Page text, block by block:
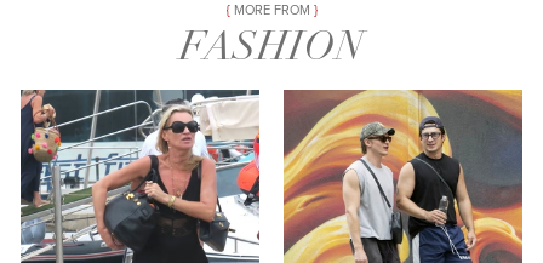
MORE FROM
FASHION